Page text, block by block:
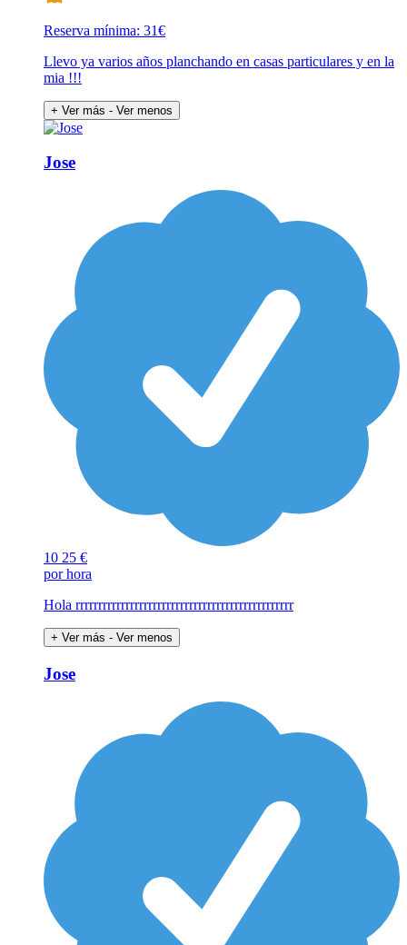
Reserva mínima: 31€
Llevo ya varios años planchando en casas particulares y en la
mia !!!
+ Ver más - Ver menos
Jose
10 25 €
por hora
Hola rrrrrrrrrrrrrrrrrrrrrrrrrrrrrrrrrrrrrrrrrrrrrrrr
+ Ver más - Ver menos
Jose